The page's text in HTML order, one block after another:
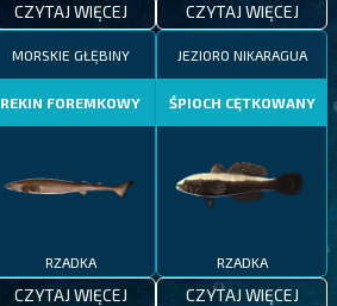
CZYTAJ WIĘCEJ CZYTAJ WIĘCEJ
MORSKIE GŁĘBINY
REKIN FOREMKOWY
RZADKA
CZYTAJ WIĘCEJ
JEZIORO NIKARAGUA
ŚPIOCH CĘTKOWANY
RZADKA
CZYTAJ WIĘCEJ